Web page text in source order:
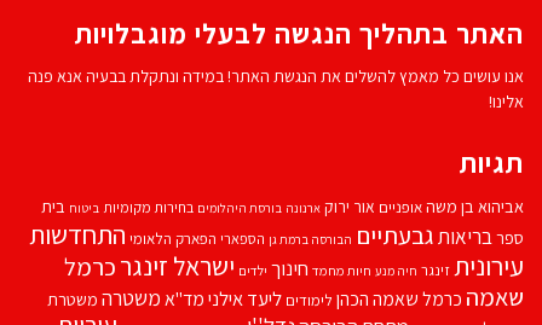
האתר בתהליך הנגשה לבעלי מוגבלויות
אנו עושים כל מאמץ להשלים את הנגשת האתר! במידה ונתקלת בבעיה אנא פנה
אלינו!
תגיות
אביהוא בן משהאופניים אור ירוק ארנונה בורסת היהלומים בחירות מקומיות ביטוח בית
ספרבריאותגבעתיים הבורסה ברמת גן הספארי הפארק הלאומי התחדשות
עירוניתזינגר חיה מנע חיות מחמד חינוך ילדים ישראל זינגרכרמל
שאמה כרמל שאמה הכהן לימודים ליעד אילנימד''אמשטרה משטרת